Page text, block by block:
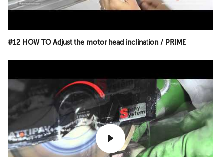
#12 HOW TO Adjust the motor head inclination / PRIME